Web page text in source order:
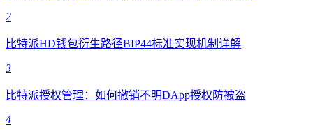
2
比特派HD钱包衍生路径BIP44标准实现机制详解
3
比特派授权管理：如何撤销不明DApp授权防被盗
4